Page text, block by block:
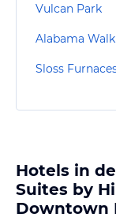
Vulcan Park
Alabama
Hotels in
Suites by
Downtown